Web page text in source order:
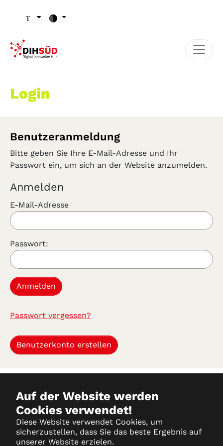
Auf der Website werden
Cookies verwendet!
Diese Website verwendet Cookies, um
sicherzustellen, dass Sie das beste Ergebnis auf
unserer Website erzielen.
Login
Benutzeranmeldung
Bitte geben Sie Ihre E-Mail-Adresse und Ihr
Passwort ein, um sich an der Website anzumelden.
Anmelden
E-Mail-Adresse
Passwort:
Passwort vergessen?
Benutzerkonto erstellen
Datenschutz
Impressum